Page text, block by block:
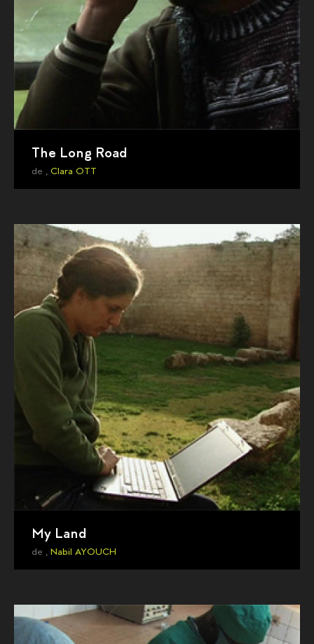
The Long Road
de , Clara OTT
My Land
de , Nabil AYOUCH